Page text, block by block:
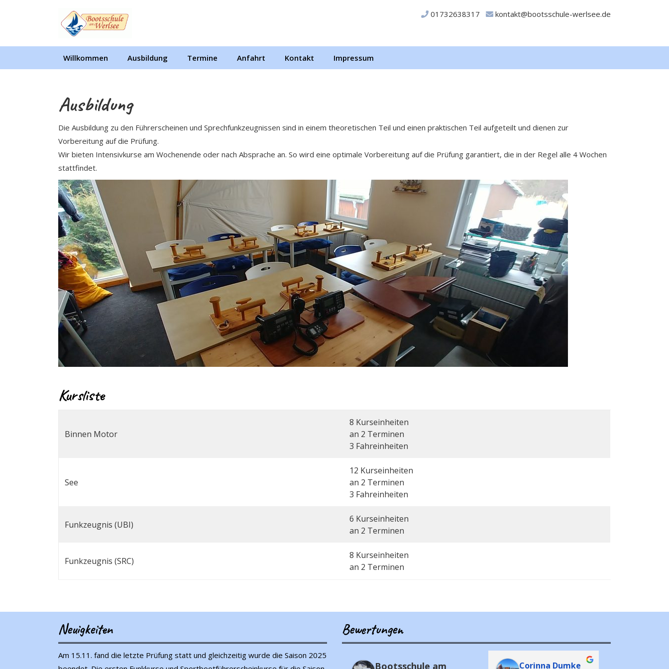
01732638317 kontakt@bootsschule-werlsee.de
Willkommen Ausbildung Termine Anfahrt Kontakt Impressum
Ausbildung
Die Ausbildung zu den Führerscheinen und Sprechfunkzeugnissen sind in einem theoretischen Teil und einen praktischen Teil aufgeteilt und dienen zur
Vorbereitung auf die Prüfung.
Wir bieten Intensivkurse am Wochenende oder nach Absprache an. So wird eine optimale Vorbereitung auf die Prüfung garantiert, die in der Regel alle 4 Wochen
stattfindet.
Kursliste
Binnen Motor
8 Kurseinheiten
an 2 Terminen
3 Fahreinheiten
See
12 Kurseinheiten
an 2 Terminen
3 Fahreinheiten
Funkzeugnis (UBI)
6 Kurseinheiten
an 2 Terminen
Funkzeugnis (SRC)
8 Kurseinheiten
an 2 Terminen
Neuigkeiten
Am 15.11. fand die letzte Prüfung statt und gleichzeitig wurde die Saison 2025
Bewertungen
Bootsschule am
Torsten Jäger Corinna Dumke